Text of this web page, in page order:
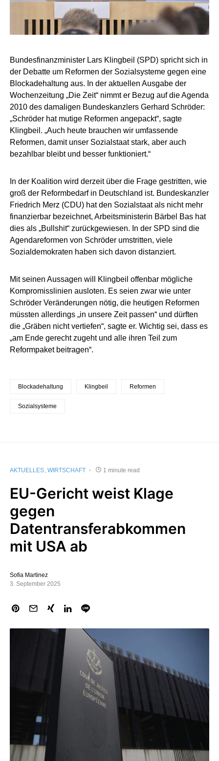
Bundesfinanzminister Lars Klingbeil (SPD) spricht sich in
der Debatte um Reformen der Sozialsysteme gegen eine
Blockadehaltung aus. In der aktuellen Ausgabe der
Wochenzeitung „Die Zeit“ nimmt er Bezug auf die Agenda
2010 des damaligen Bundeskanzlers Gerhard Schröder:
„Schröder hat mutige Reformen angepackt“, sagte
Klingbeil. „Auch heute brauchen wir umfassende
Reformen, damit unser Sozialstaat stark, aber auch
bezahlbar bleibt und besser funktioniert.“
In der Koalition wird derzeit über die Frage gestritten, wie
groß der Reformbedarf in Deutschland ist. Bundeskanzler
Friedrich Merz (CDU) hat den Sozialstaat als nicht mehr
finanzierbar bezeichnet, Arbeitsministerin Bärbel Bas hat
dies als „Bullshit“ zurückgewiesen. In der SPD sind die
Agendareformen von Schröder umstritten, viele
Sozialdemokraten haben sich davon distanziert.
Mit seinen Aussagen will Klingbeil offenbar mögliche
Kompromisslinien ausloten. Es seien zwar wie unter
Schröder Veränderungen nötig, die heutigen Reformen
müssten allerdings „in unsere Zeit passen“ und dürften
die „Gräben nicht vertiefen“, sagte er. Wichtig sei, dass es
„am Ende gerecht zugeht und alle ihren Teil zum
Reformpaket beitragen“.
Blockadehaltung Klingbeil Reformen
Sozialsysteme
AKTUELLES WIRTSCHAFT 1 minute read
EU-Gericht weist Klage
gegen
Datentransferabkommen
mit USA ab
Sofia Martinez
3. September 2025